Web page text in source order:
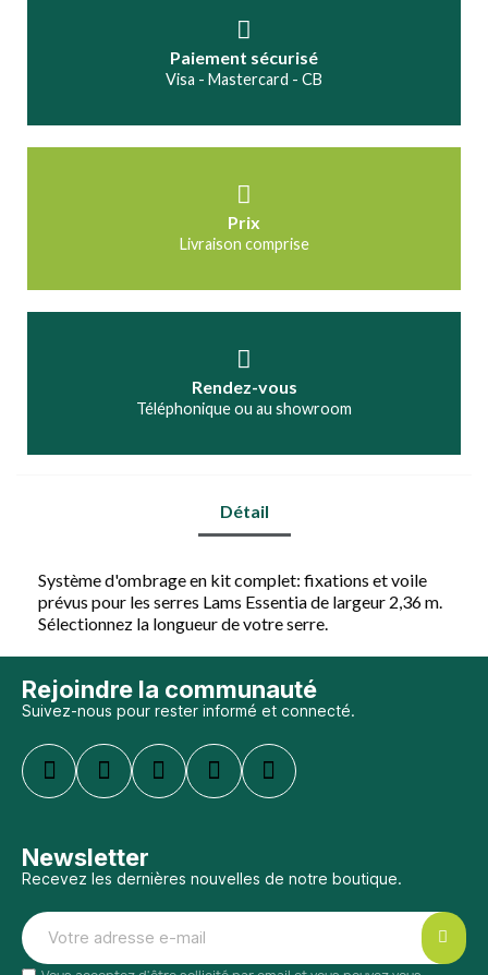
Paiement sécurisé
Visa - Mastercard - CB
Prix
Livraison comprise
Rendez-vous
Téléphonique ou au showroom
Détail
Système d'ombrage en kit complet: fixations et voile
prévus pour les serres Lams Essentia de largeur 2,36 m.
Sélectionnez la longueur de votre serre.
Rejoindre la communauté
Suivez-nous pour rester informé et connecté.
Newsletter
Recevez les dernières nouvelles de notre boutique.